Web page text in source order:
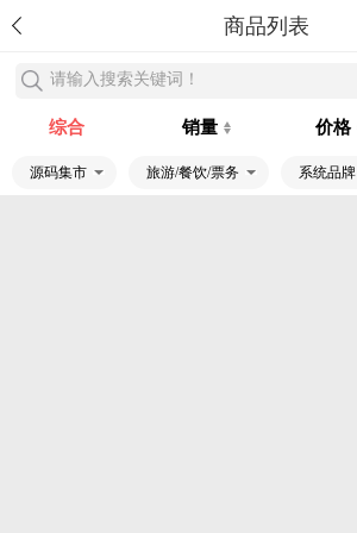
商品列表
请输入搜索关键词！
综合 销量 价格
源码集市 旅游/餐饮/票务 系统品牌